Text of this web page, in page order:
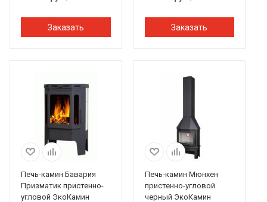
Заказать Заказать
Печь-камин Бавария
Призматик пристенно-
угловой ЭкоКамин
Печь-камин Мюнхен
пристенно-угловой
черный ЭкоКамин